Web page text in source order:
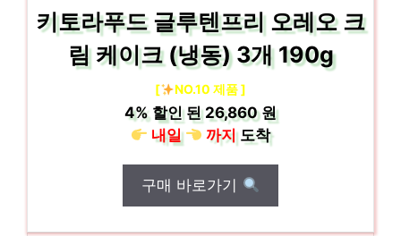
키토라푸드 글루텐프리 오레오 크
림 케이크 (냉동) 3개 190g
[ NO.10 제품 ]
4%할인 된26,860 원
내일
까지도착
구매 바로가기